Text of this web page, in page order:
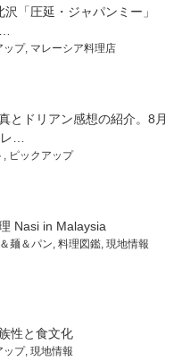
「圧延・ジャパンミー」
ップ, マレーシア料理店
とドリアン感想の紹介。8月
レ…
, ピックアップ
Nasi in Malaysia
麺＆パン, 料理図鑑, 現地情報
性と食文化
ップ, 現地情報